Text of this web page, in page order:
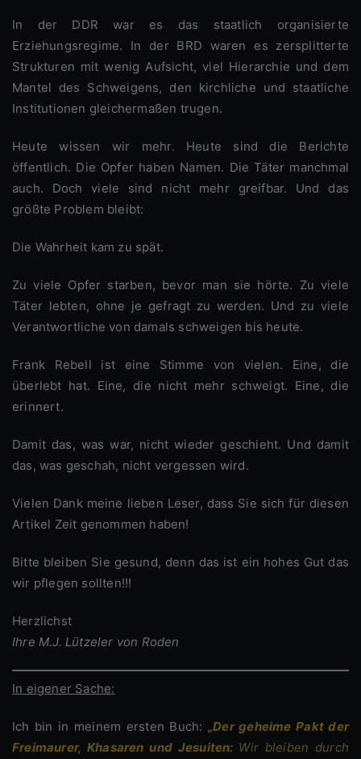
In der DDR war es das staatlich organisierte
Erziehungsregime. In der BRD waren es zersplitterte
Strukturen mit wenig Aufsicht, viel Hierarchie und dem
Mantel des Schweigens, den kirchliche und staatliche
Institutionen gleichermaßen trugen.
Heute wissen wir mehr. Heute sind die Berichte
öffentlich. Die Opfer haben Namen. Die Täter manchmal
auch. Doch viele sind nicht mehr greifbar. Und das
größte Problem bleibt:
Die Wahrheit kam zu spät.
Zu viele Opfer starben, bevor man sie hörte. Zu viele
Täter lebten, ohne je gefragt zu werden. Und zu viele
Verantwortliche von damals schweigen bis heute.
Frank Rebell ist eine Stimme von vielen. Eine, die
überlebt hat. Eine, die nicht mehr schweigt. Eine, die
erinnert.
Damit das, was war, nicht wieder geschieht. Und damit
das, was geschah, nicht vergessen wird.
Vielen Dank meine lieben Leser, dass Sie sich für diesen
Artikel Zeit genommen haben!
Bitte bleiben Sie gesund, denn das ist ein hohes Gut das
wir pflegen sollten!!!
Herzlichst
Ihre M.J. Lützeler von Roden
In eigener Sache:
Ich bin in meinem ersten Buch: „Der geheime Pakt der
Freimaurer, Khasaren und Jesuiten: Wir bleiben durch